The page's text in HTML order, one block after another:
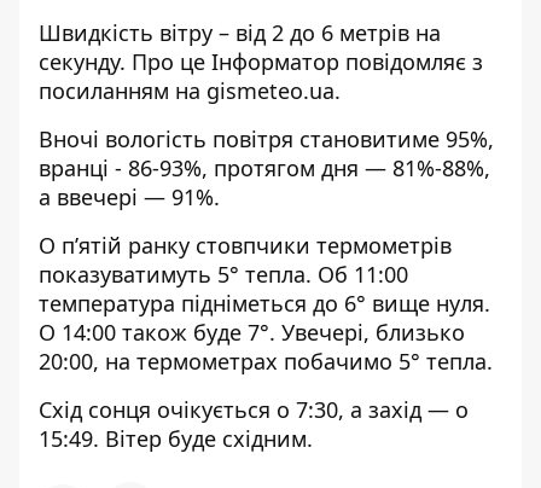
Швидкість вітру – від 2 до 6 метрів на
секунду. Про це Інформатор повідомляє з
посиланням на gismeteo.ua.
Вночі вологість повітря становитиме 95%,
вранці - 86-93%, протягом дня — 81%-88%,
а ввечері — 91%.
О п’ятій ранку стовпчики термометрів
показуватимуть 5° тепла. Об 11:00
температура підніметься до 6° вище нуля.
О 14:00 також буде 7°. Увечері, близько
20:00, на термометрах побачимо 5° тепла.
Схід сонця очікується о 7:30, а захід — о
15:49. Вітер буде східним.